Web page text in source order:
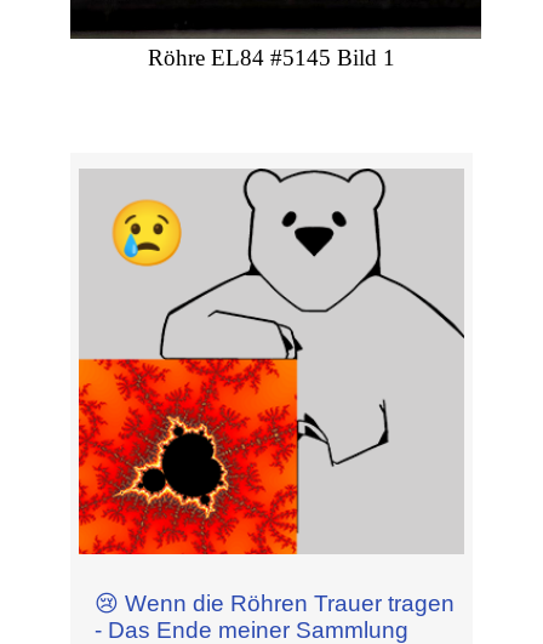
Röhre EL84 #5145 Bild 1
😢 Wenn die Röhren Trauer tragen
- Das Ende meiner Sammlung